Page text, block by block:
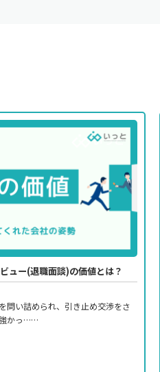
ュー(退職面談)の価値とは？
問い詰められ、引き止め交渉をさ
強かっ……